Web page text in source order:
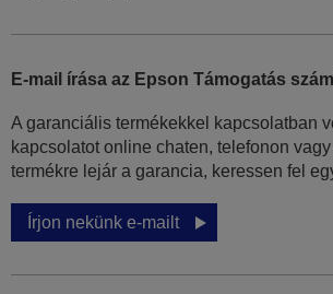
E-mail írása az Epson Támogatás
A garanciális termékekkel kapcsolatban
kapcsolatot online chaten, telefonon
termékre lejár a garancia, keressen fel
Írjon nekünk e-mailt